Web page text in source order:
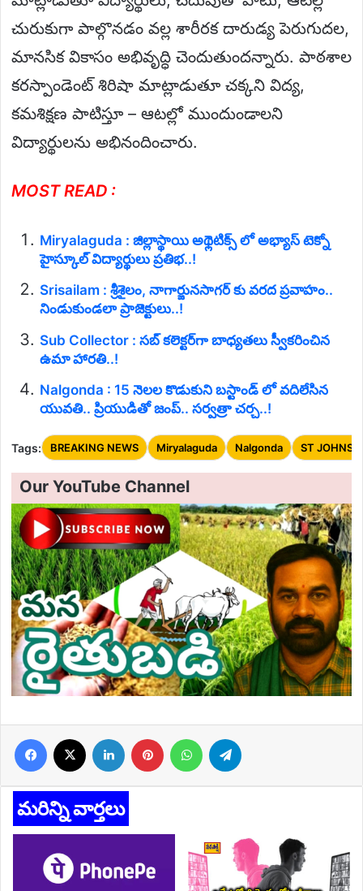
చురుకుగా పాల్గొనడం వల్ల శారీరక దారుడ్య పెరుగుదల,
మానసిక వికాసం అభివృద్ధి చెందుతుందన్నారు. పాఠశాల
కరస్పాండెంట్ శిరిషా మాట్లాడుతూ చక్కని విద్య,
కమశిక్షణ పాటిస్తూ – ఆటల్లో ముందుండాలని
విద్యార్థులను అభినందించారు.
MOST READ :
Miryalaguda : జిల్లాస్థాయి అథ్లెటిక్స్ లో అభ్యాస్ టెక్నో
హైస్కూల్ విద్యార్థులు ప్రతిభ..!
Srisailam : శ్రీశైలం, నాగార్జునసాగర్ కు వరద ప్రవాహం..
నిండుకుండలా ప్రాజెక్టులు..!
Sub Collector : సబ్‌ కలెక్టర్‌గా బాధ్యతలు స్వీకరించిన
ఉమా హారతి..!
Nalgonda : 15 నెలల కొడుకుని బస్టాండ్ లో వదిలేసిన
యువతి.. ప్రియుడితో జంప్.. సర్వత్రా చర్చ..!
Tags: BREAKING NEWS Miryalaguda Nalgonda ST JOHNS
Our YouTube Channel
Facebook LinkedIn Pinterest WhatsApp
మరిన్ని వార్తలు